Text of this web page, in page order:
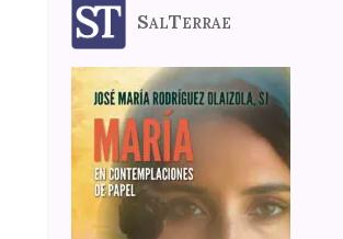
SalTerrae